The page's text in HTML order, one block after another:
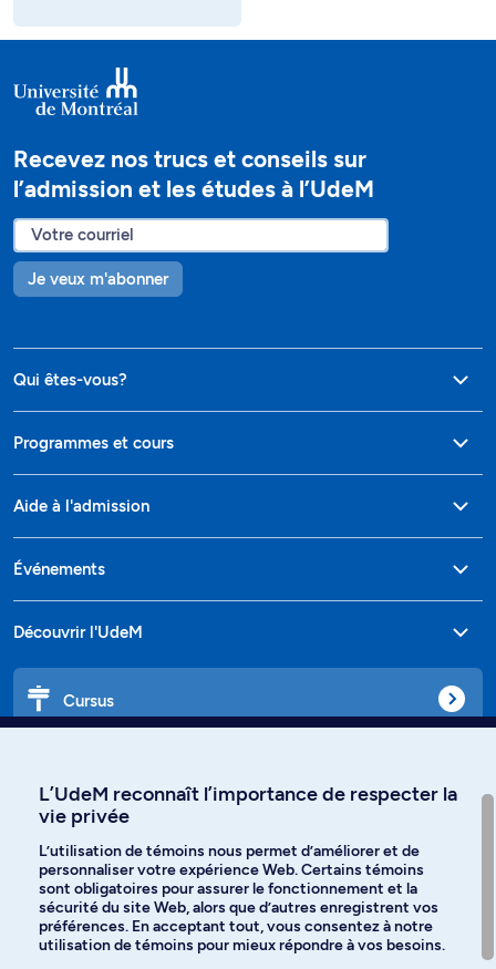
Recevez nos trucs et conseils sur
l’admission et les études à l’UdeM
Je veux m'abonner
Qui êtes-vous?
Programmes et cours
Aide à l'admission
Événements
Découvrir l'UdeM
Cursus
Langues
Facebook Instagram
L’UdeM reconnaît l’importance de respecter la
vie privée
L’utilisation de témoins nous permet d’améliorer et de
personnaliser votre expérience Web. Certains témoins
sont obligatoires pour assurer le fonctionnement et la
sécurité du site Web, alors que d’autres enregistrent vos
préférences. En acceptant tout, vous consentez à notre
utilisation de témoins pour mieux répondre à vos besoins.